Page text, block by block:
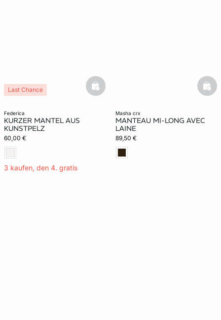
federica
KURZER MANTEL AUS
KUNSTPELZ
60,00 €
3 kaufen, den 4. gratis
Last Chance basketfull
masha crx
MANTEAU MI-LONG AVEC
LAINE
89,50 €